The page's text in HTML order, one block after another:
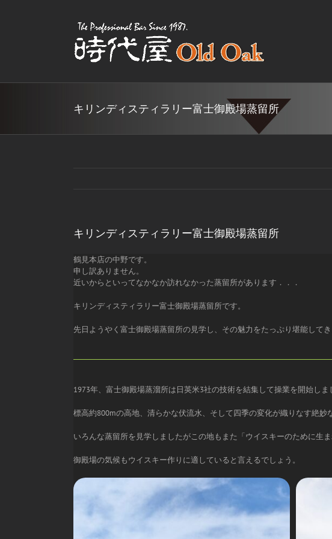
キリンディスティラリー富士御殿場蒸留所
キリンディスティラリー富士御殿場蒸留所
鶴見本店の中野です。
申し訳ありません。
近いからといってなかなか訪れなかった蒸留所があります．．．
キリンディスティラリー富士御殿場蒸留所です。
先日ようやく富士御殿場蒸留所の見学し、その魅力をたっぷり堪能してき
1973年、富士御殿場蒸溜所は日英米3社の技術を結集して操業を開始しま
標高約800mの高地、清らかな伏流水、そして四季の変化が織りなす絶
いろんな蒸留所を見学しましたがこの地もまた「ウイスキーのために生
御殿場の気候もウイスキー作りに適していると言えるでしょう。